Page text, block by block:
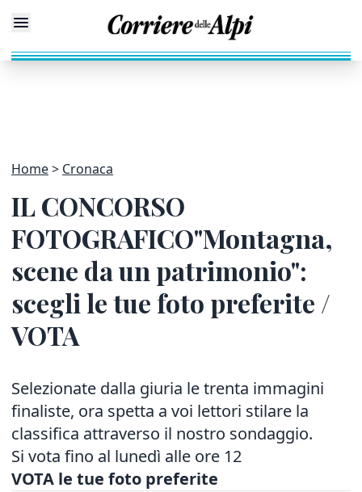
Home Cronaca
IL CONCORSO
FOTOGRAFICO"Montagna,
scene da un patrimonio":
scegli le tue foto preferite /
VOTA
Selezionate dalla giuria le trenta immagini
finaliste, ora spetta a voi lettori stilare la
classifica attraverso il nostro sondaggio.
Si vota fino al lunedì alle ore 12
VOTA le tue foto preferite